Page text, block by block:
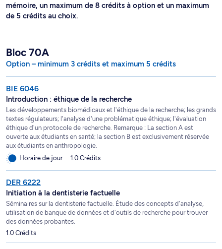
mémoire, un maximum de 8 crédits à option et un maximum
de 5 crédits au choix.
Bloc 70A
Option – minimum 3 crédits et maximum 5 crédits
BIE 6046
Introduction : éthique de la recherche
Les développements biomédicaux et l'éthique de la recherche; les grands
textes régulateurs; l'analyse d'une problématique éthique; l'évaluation
éthique d'un protocole de recherche. Remarque : La section A est
ouverte aux étudiants en santé; la section B est exclusivement réservée
aux étudiants en anthropologie.
Horaire de jour
1.0 Crédits
DER 6222
Initiation à la dentisterie factuelle
Séminaires sur la dentisterie factuelle. Étude des concepts d'analyse,
utilisation de banque de données et d'outils de recherche pour trouver
des données probantes.
1.0 Crédits